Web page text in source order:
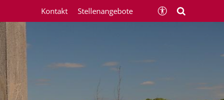
Kontakt Stellenangebote